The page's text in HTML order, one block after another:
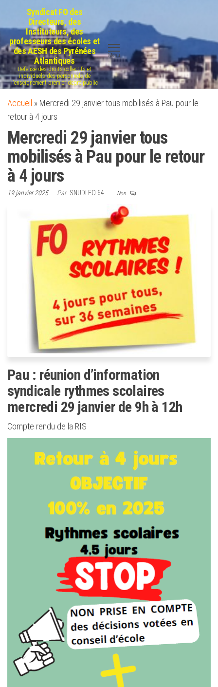
contenu
Syndicat FO des
Directeurs, des
Instituteurs, des
professeurs des écoles et
des AESH des Pyrénées
Atlantiques
Défense des droits collectifs et
individuels des personnels de
l'enseignement premier degré public
Menu
Accueil » Mercredi 29 janvier tous mobilisés à Pau pour le
retour à 4 jours
Mercredi 29 janvier tous
mobilisés à Pau pour le retour
à 4 jours
19 janvier 2025 Par SNUDI FO 64 Non
Pau : réunion d’information
syndicale rythmes scolaires
mercredi 29 janvier de 9h à 12h
Compte rendu de la RIS